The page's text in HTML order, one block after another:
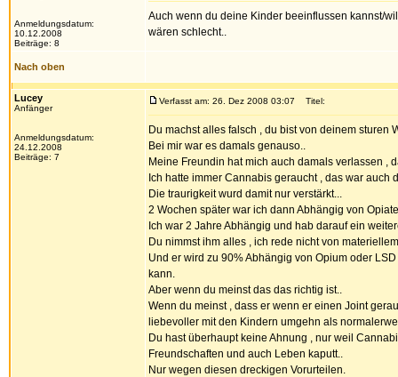
Anmeldungsdatum:
10.12.2008
Beiträge: 8
Auch wenn du deine Kinder beeinflussen kannst/
wären schlecht..
Nach oben
Lucey
Anfänger
Anmeldungsdatum:
24.12.2008
Beiträge: 7
Verfasst am: 26. Dez 2008 03:07 Titel:
Du machst alles falsch , du bist von deinem
Bei mir war es damals genauso..
Meine Freundin hat mich auch damals verlassen ,
Ich hatte immer Cannabis geraucht , das war
Die traurigkeit wurd damit nur verstärkt...
2 Wochen später war ich dann Abhängig von
Ich war 2 Jahre Abhängig und hab darauf ein
Du nimmst ihm alles , ich rede nicht von
Und er wird zu 90% Abhängig von Opium oder
kann.
Aber wenn du meinst das das richtig ist..
Wenn du meinst , dass er wenn er einen Joint
liebevoller mit den Kindern umgehn als
Du hast überhaupt keine Ahnung , nur weil
Freundschaften und auch Leben kaputt..
Nur wegen diesen dreckigen Vorurteilen.